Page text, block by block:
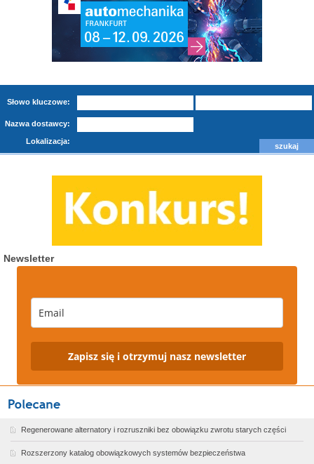
Słowo kluczowe:
Nazwa dostawcy:
Lokalizacja:
Newsletter
Zapisz się i otrzymuj nasz newsletter
Regenerowane alternatory i rozruszniki bez obowiązku zwrotu starych części
Rozszerzony katalog obowiązkowych systemów bezpieczeństwa